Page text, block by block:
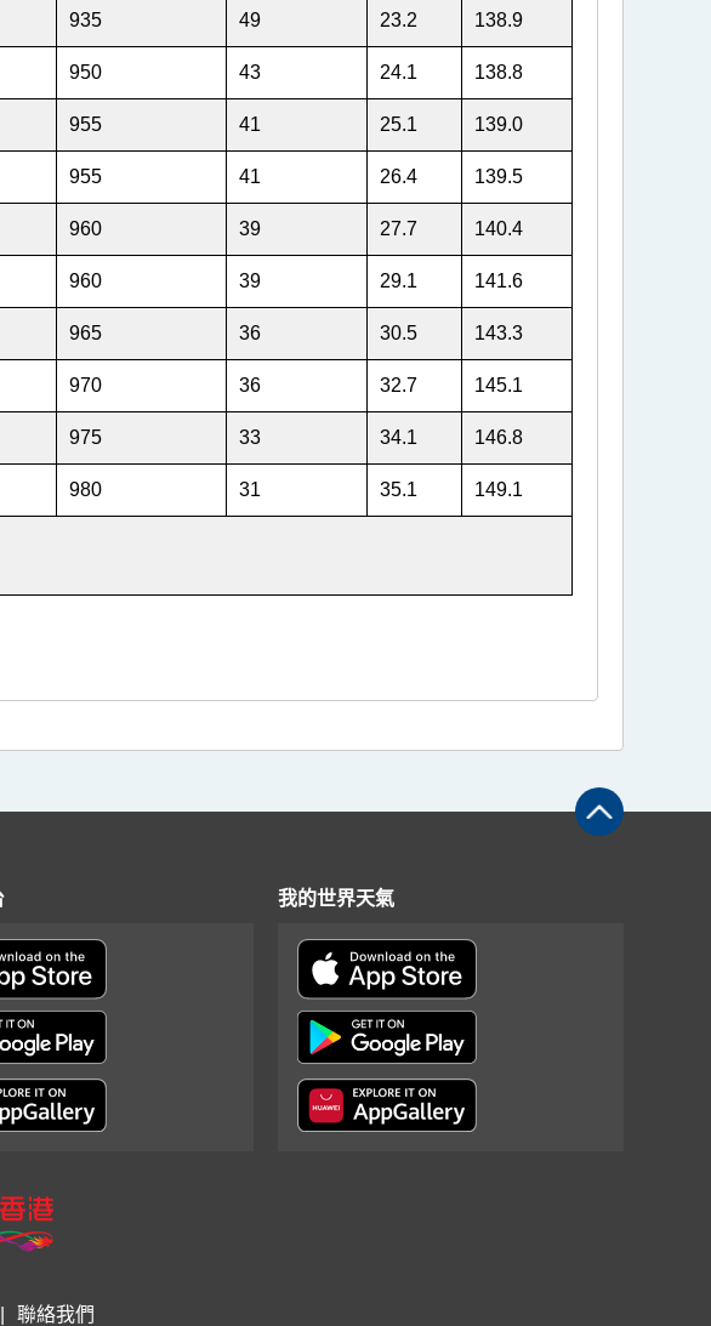
935 49 23.2 138.9
950 43 24.1 138.8
955 41 25.1 139.0
955 41 26.4 139.5
960 39 27.7 140.4
960 39 29.1 141.6
965 36 30.5 143.3
970 36 32.7 145.1
975 33 34.1 146.8
980 31 35.1 149.1
我的世界天氣
聯絡我們